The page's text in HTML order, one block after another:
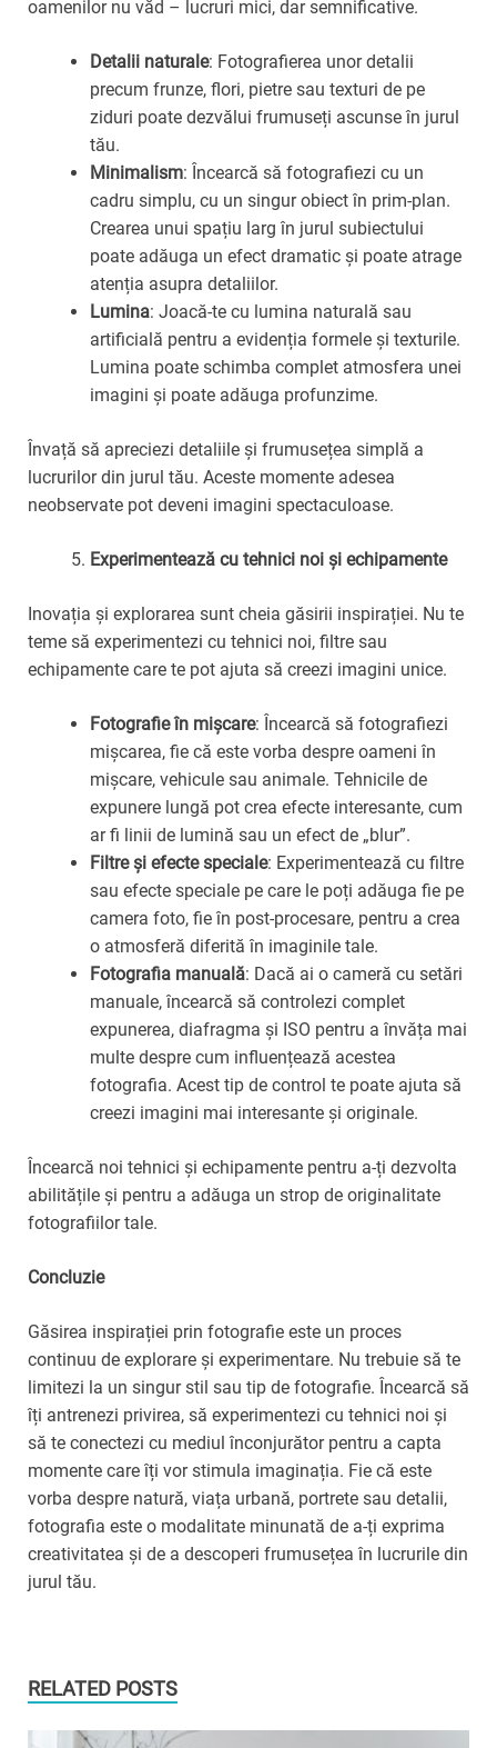
oamenilor nu văd – lucruri mici, dar semnificative.
Detalii naturale: Fotografierea unor detalii
precum frunze, flori, pietre sau texturi de pe
ziduri poate dezvălui frumuseți ascunse în jurul
tău.
Minimalism: Încearcă să fotografiezi cu un
cadru simplu, cu un singur obiect în prim-plan.
Crearea unui spațiu larg în jurul subiectului
poate adăuga un efect dramatic și poate atrage
atenția asupra detaliilor.
Lumina: Joacă-te cu lumina naturală sau
artificială pentru a evidenția formele și texturile.
Lumina poate schimba complet atmosfera unei
imagini și poate adăuga profunzime.
Învață să apreciezi detaliile și frumusețea simplă a
lucrurilor din jurul tău. Aceste momente adesea
neobservate pot deveni imagini spectaculoase.
Experimentează cu tehnici noi și echipamente
Inovația și explorarea sunt cheia găsirii inspirației. Nu te
teme să experimentezi cu tehnici noi, filtre sau
echipamente care te pot ajuta să creezi imagini unice.
Fotografie în mișcare: Încearcă să fotografiezi
mișcarea, fie că este vorba despre oameni în
mișcare, vehicule sau animale. Tehnicile de
expunere lungă pot crea efecte interesante, cum
ar fi linii de lumină sau un efect de „blur”.
Filtre și efecte speciale: Experimentează cu filtre
sau efecte speciale pe care le poți adăuga fie pe
camera foto, fie în post-procesare, pentru a crea
o atmosferă diferită în imaginile tale.
Fotografia manuală: Dacă ai o cameră cu setări
manuale, încearcă să controlezi complet
expunerea, diafragma și ISO pentru a învăța mai
multe despre cum influențează acestea
fotografia. Acest tip de control te poate ajuta să
creezi imagini mai interesante și originale.
Încearcă noi tehnici și echipamente pentru a-ți dezvolta
abilitățile și pentru a adăuga un strop de originalitate
fotografiilor tale.
Concluzie
Găsirea inspirației prin fotografie este un proces
continuu de explorare și experimentare. Nu trebuie să te
limitezi la un singur stil sau tip de fotografie. Încearcă să
îți antrenezi privirea, să experimentezi cu tehnici noi și
să te conectezi cu mediul înconjurător pentru a capta
momente care îți vor stimula imaginația. Fie că este
vorba despre natură, viața urbană, portrete sau detalii,
fotografia este o modalitate minunată de a-ți exprima
creativitatea și de a descoperi frumusețea în lucrurile din
jurul tău.
RELATED POSTS